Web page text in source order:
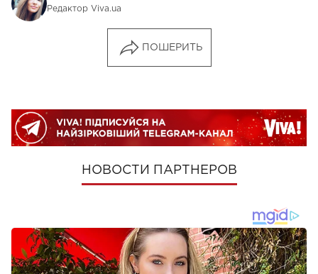
Редактор Viva.ua
ПОШЕРИТЬ
НОВОСТИ ПАРТНЕРОВ